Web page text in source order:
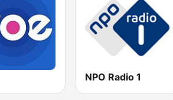
NPO Radio 1